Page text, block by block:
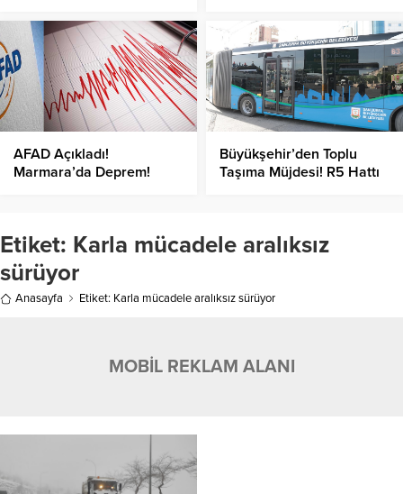
AFAD Açıkladı!
Marmara’da Deprem!
Büyükşehir’den Toplu
Taşıma Müjdesi! R5 Hattı
Etiket: Karla mücadele aralıksız
sürüyor
Anasayfa Etiket: Karla mücadele aralıksız sürüyor
MOBİL REKLAM ALANI